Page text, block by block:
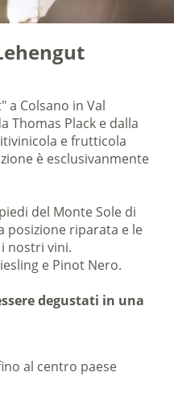
a Colsano in Val
Thomas Plack e dalla
e frutticola
è esclusivanmente
del Monte Sole di
posizione riparata e le
nostri vini.
e Pinot Nero.
degustati in una
al centro paese